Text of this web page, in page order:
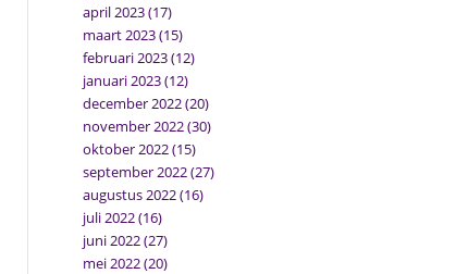
april 2023(17)
maart 2023(15)
februari 2023(12)
januari 2023(12)
december 2022(20)
november 2022(30)
oktober 2022(15)
september 2022(27)
augustus 2022(16)
juli 2022(16)
juni 2022(27)
mei 2022(20)